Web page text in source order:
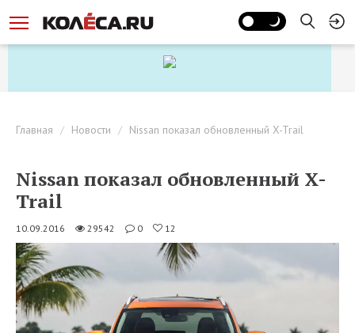
Главная Новости Nissan показал обновленный X-Trail
Nissan показал обновленный X-
Trail
10.09.2016 29542 0 12